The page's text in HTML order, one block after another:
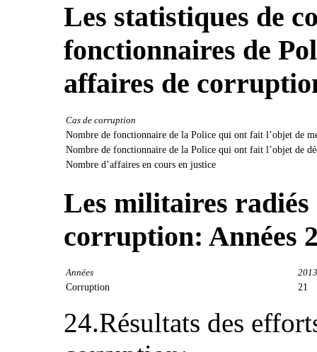
Les statistiques de
fonctionnaires de
affaires de
Cas de corruption
Nombre de fonctionnaire de la Police qui ont fait l’objet de
Nombre de fonctionnaire de la Police qui ont fait l’objet de
Nombre d’affaires en cours en justice
Les militaires
corruption: Années
Années 2013
Corruption 21
24.Résultats des